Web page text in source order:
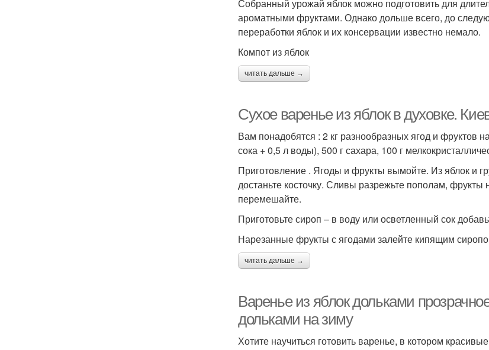
Собранный урожай яблок можно подготовить для
ароматными фруктами. Однако дольше всего, до
переработки яблок и их консервации известно немало.
Компот из яблок
читать дальше →
Сухое варенье из яблок в духовке.
Вам понадобятся : 2 кг разнообразных ягод и фруктов
сока + 0,5 л воды), 500 г сахара, 100 г
Приготовление . Ягоды и фрукты вымойте. Из яблок и
достаньте косточку. Сливы разрежьте пополам,
перемешайте.
Приготовьте сироп – в воду или осветленный сок
Нарезанные фрукты с ягодами залейте кипящим
читать дальше →
Варенье из яблок дольками
дольками на зиму
Хотите научиться готовить варенье, в котором